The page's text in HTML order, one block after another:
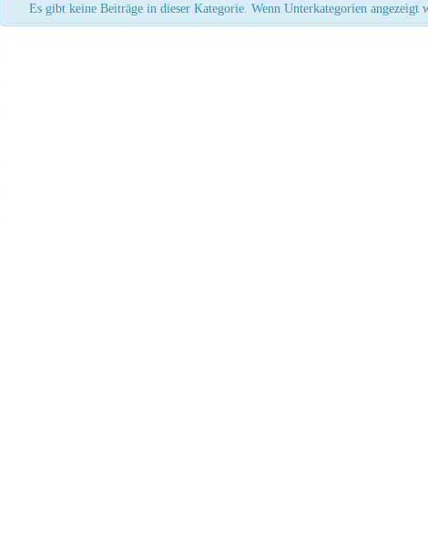
Es gibt keine Beiträge in dieser Kategorie. Wenn Unterkategorien angezeigt